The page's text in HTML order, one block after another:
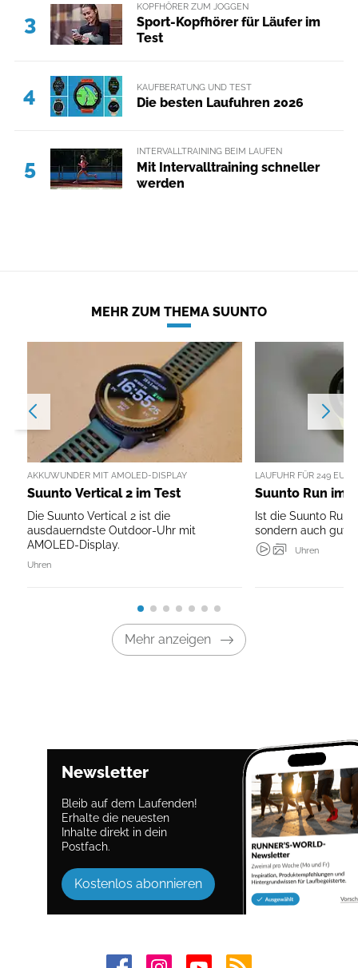
3
KOPFHÖRER ZUM JOGGEN
Sport-Kopfhörer für Läufer im
Test
4 KAUFBERATUNG UND TEST
Die besten Laufuhren 2026
5
INTERVALLTRAINING BEIM LAUFEN
Mit Intervalltraining schneller
werden
MEHR ZUM THEMA SUUNTO
AKKUWUNDER MIT AMOLED-DISPLAY
Suunto Vertical 2 im Test
Die Suunto Vertical 2 ist die
ausdauerndste Outdoor-Uhr mit
AMOLED-Display.
Uhren
LAUFUHR FÜR 249 EURO
Suunto Run im
Ist die Suunto Run
sondern auch gut?
Uhren
Mehr anzeigen
Newsletter
Bleib auf dem Laufenden!
Erhalte die neuesten
Inhalte direkt in dein
Postfach.
Kostenlos abonnieren